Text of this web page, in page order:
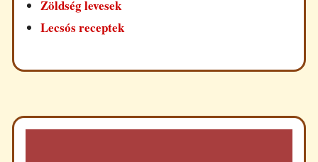
Zöldség levesek
Lecsós receptek